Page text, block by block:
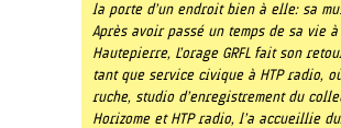
la porte d’un endroit bien à elle: sa
Après avoir passé un temps de sa vie à
Hautepierre, L’orage GRFL fait son
tant que service civique à HTP radio,
ruche, studio d’enregistrement du
Horizome et HTP radio, l’a accueillie